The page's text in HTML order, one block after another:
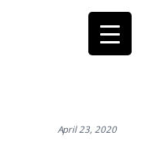
April 23, 2020